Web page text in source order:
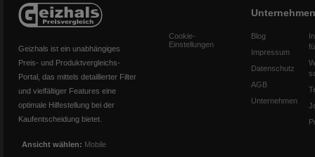
Geizhals ist ein unabhängiges
Preis- und Produktvergleichs-
Portal, das mittels detaillierter Filter
und vielfältiger Features eine
optimale Hilfestellung bei der
Kaufentscheidung bietet.
Ansicht wählen: Mobile
Cookie-
Einstellungen
Unternehmen
Blog
Impressum
Datenschutz
AGB
Unternehmen